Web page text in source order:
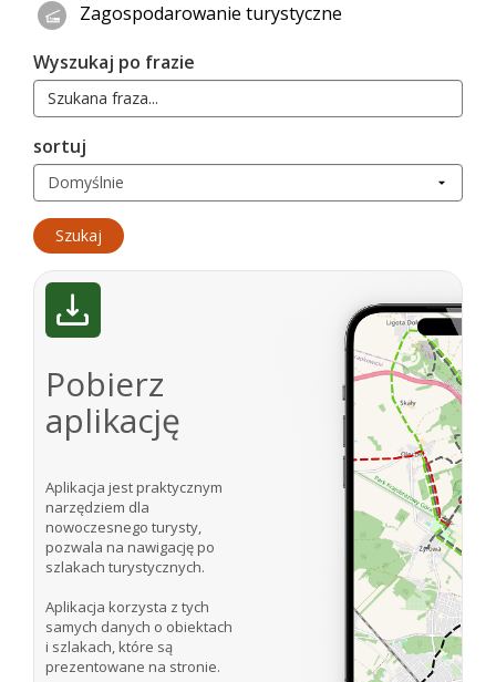
Zagospodarowanie turystyczne
Wyszukaj po frazie
sortuj
Pobierz
aplikację
Aplikacja jest praktycznym
narzędziem dla
nowoczesnego turysty,
pozwala na nawigację po
szlakach turystycznych.
Aplikacja korzysta z tych
samych danych o obiektach
i szlakach, które są
prezentowane na stronie.